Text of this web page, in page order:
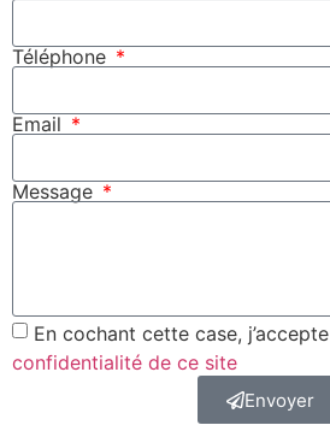
Téléphone
Email
Message
En cochant cette case, j’accepte
confidentialité de ce site
Envoyer